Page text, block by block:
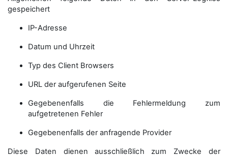
gespeichert
IP-Adresse
Datum und Uhrzeit
Typ des Client Browsers
URL der aufgerufenen Seite
Gegebenenfalls die Fehlermeldung zum
aufgetretenen Fehler
Gegebenenfalls der anfragende Provider
Diese Daten dienen ausschließlich zum Zwecke der